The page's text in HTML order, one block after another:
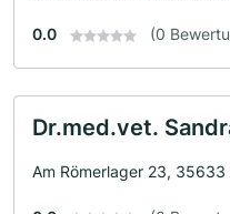
0.0 (0
Dr.med.vet.
Am Römerlager 23, 35633